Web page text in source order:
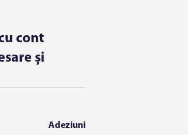
cont
și
Adeziuni